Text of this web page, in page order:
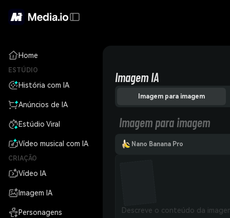
Home
ESTÚDIO
História com IA
Anúncios de IA
Estúdio Viral
Vídeo musical com IA
CRIAÇÃO
Vídeo IA
Imagem IA
Personagens
Imagem IA
Imagem para imagem
Imagem para imagem
Nano Banana Pro